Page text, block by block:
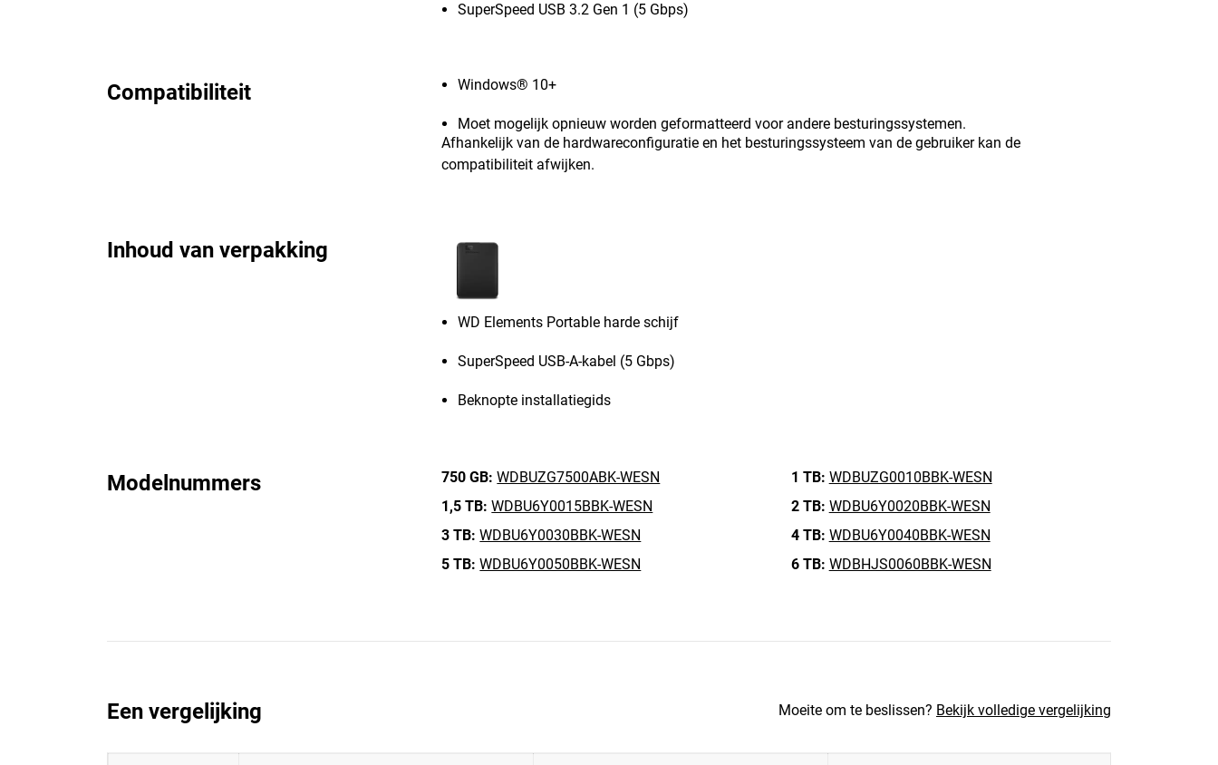
SuperSpeed USB 3.2 Gen 1 (5 Gbps)
Compatibiliteit Windows® 10+
Moet mogelijk opnieuw worden geformatteerd voor andere besturingssystemen.
Afhankelijk van de hardwareconfiguratie en het besturingssysteem van de gebruiker kan de
compatibiliteit afwijken.
Inhoud van verpakking
WD Elements Portable harde schijf
SuperSpeed USB-A-kabel (5 Gbps)
Beknopte installatiegids
Modelnummers 750 GB: WDBUZG7500ABK-WESN 1 TB: WDBUZG0010BBK-WESN
1,5 TB: WDBU6Y0015BBK-WESN 2 TB: WDBU6Y0020BBK-WESN
3 TB: WDBU6Y0030BBK-WESN 4 TB: WDBU6Y0040BBK-WESN
5 TB: WDBU6Y0050BBK-WESN 6 TB: WDBHJS0060BBK-WESN
Een vergelijking Moeite om te beslissen? Bekijk volledige vergelijking